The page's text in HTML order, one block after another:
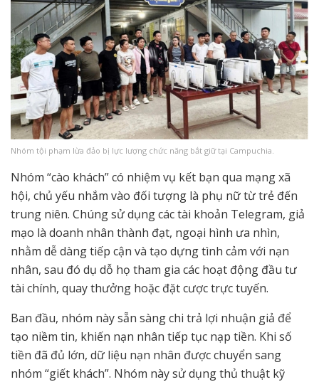
Nhóm tội phạm lừa đảo bị lực lượng chức năng bắt giữ tại Campuchia.
Nhóm “cào khách” có nhiệm vụ kết bạn qua mạng xã
hội, chủ yếu nhắm vào đối tượng là phụ nữ từ trẻ đến
trung niên. Chúng sử dụng các tài khoản Telegram, giả
mạo là doanh nhân thành đạt, ngoại hình ưa nhìn,
nhằm dễ dàng tiếp cận và tạo dựng tình cảm với nạn
nhân, sau đó dụ dỗ họ tham gia các hoạt động đầu tư
tài chính, quay thưởng hoặc đặt cược trực tuyến.
Ban đầu, nhóm này sẵn sàng chi trả lợi nhuận giả để
tạo niềm tin, khiến nạn nhân tiếp tục nạp tiền. Khi số
tiền đã đủ lớn, dữ liệu nạn nhân được chuyển sang
nhóm “giết khách”. Nhóm này sử dụng thủ thuật kỹ